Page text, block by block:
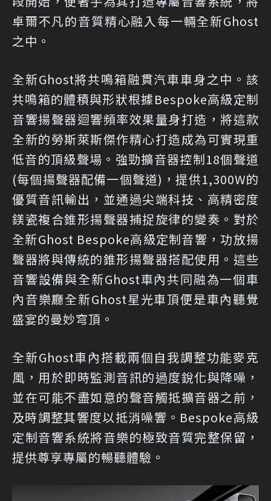
卓爾不凡的音質精心融入每一輛全新Ghost
之中。
全新Ghost將共鳴箱融貫汽車車身之中。該
共鳴箱的體積與形狀根據Bespoke高級定制
音響揚聲器迴響頻率效果量身打造，將這款
全新的勞斯萊斯傑作精心打造成為可實現重
低音的頂級聲場。強勁擴音器控制18個聲道
(每個揚聲器配備一個聲道)，提供1,300W的
優質音訊輸出，並通過尖端科技、高精密度
鎂瓷複合錐形揚聲器捕捉旋律的變奏。對於
全新Ghost Bespoke高級定制音響，功放揚
聲器將與傳統的錐形揚聲器搭配使用。這些
音響設備與全新Ghost車內共同融為一個車
內音樂廳全新Ghost星光車頂便是車內聽覺
盛宴的曼妙穹頂。
全新Ghost車內搭載兩個自我調整功能麥克
風，用於即時監測音訊的過度銳化與降噪，
並在可能不盡如意的聲音觸抵擴音器之前，
及時調整其響度以抵消噪響。Bespoke高級
定制音響系統將音樂的極致音質完整保留，
提供尊享專屬的暢聽體驗。